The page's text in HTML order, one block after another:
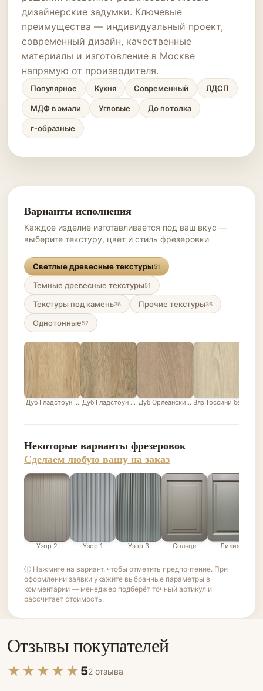
дизайнерские задумки. Ключевые
преимущества — индивидуальный проект,
современный дизайн, качественные
материалы и изготовление в Москве
напрямую от производителя.
Популярное Кухня Современный ЛДСП
МДФ в эмали Угловые До потолка
г-образные
Варианты исполнения
Каждое изделие изготавливается под ваш вкус —
выберите текстуру, цвет и стиль фрезеровки
Светлые древесные текстуры51
Темные древесные текстуры51
Текстуры под камень36 Прочие текстуры36
Однотонные52
Дуб Гладстоун песочныйДуб Гладстоун серо-бежевыйДуб Орлеанский песочно-бежевый
Вяз Тоссини белый
Некоторые варианты фрезеровок
Сделаем любую вашу на заказ
Узор 2 Узор 1 Узор 3 Солнце Лилия
ⓘ Нажмите на вариант, чтобы отметить предпочтение. При
оформлении заявки укажите выбранные параметры в
комментарии — менеджер подберёт точный артикул и
рассчитает стоимость.
Отзывы покупателей
★★★★★ 52 отзыва